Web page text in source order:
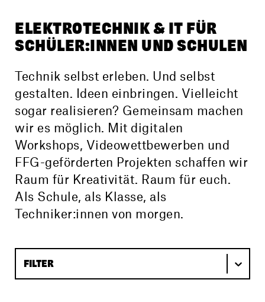
ELEKTROTECHNIK & IT FÜR
SCHÜLER:INNEN UND SCHULEN
Technik selbst erleben. Und selbst
gestalten. Ideen einbringen. Vielleicht
sogar realisieren? Gemeinsam machen
wir es möglich. Mit digitalen
Workshops, Video­wett­bewerben und
FFG-geförderten Projekten schaffen wir
Raum für Kreativität. Raum für euch.
Als Schule, als Klasse, als
Techniker:innen von morgen.
SELECT CONTENT